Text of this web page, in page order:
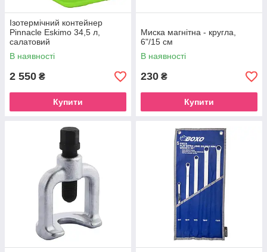
Ізотермічний контейнер
Pinnacle Eskimo 34,5 л,
салатовий
В наявності
2 550 ₴
Купити
Миска магнітна - кругла,
6"/15 см
В наявності
230 ₴
Купити